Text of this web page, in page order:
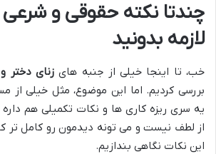
چندتا نکته حقوقی و
لازمه بدونید
خب، تا اینجا خیلی از جنبه های زنای دختر
بررسی کردیم. اما این موضوع، مثل خیلی از
یه سری ریزه کاری ها و نکات تکمیلی هم
از لطف نیست و می تونه دیدمون رو کامل تر
این نکات نگاهی بندازیم.